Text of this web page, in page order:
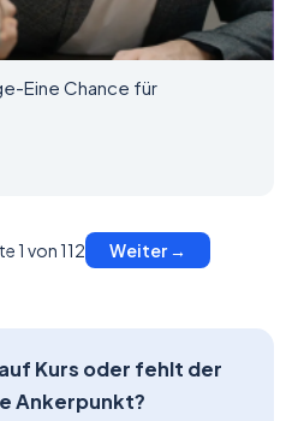
Eine Chance für
1 von 112 Weiter →
Kurs oder fehlt der
Ankerpunkt?